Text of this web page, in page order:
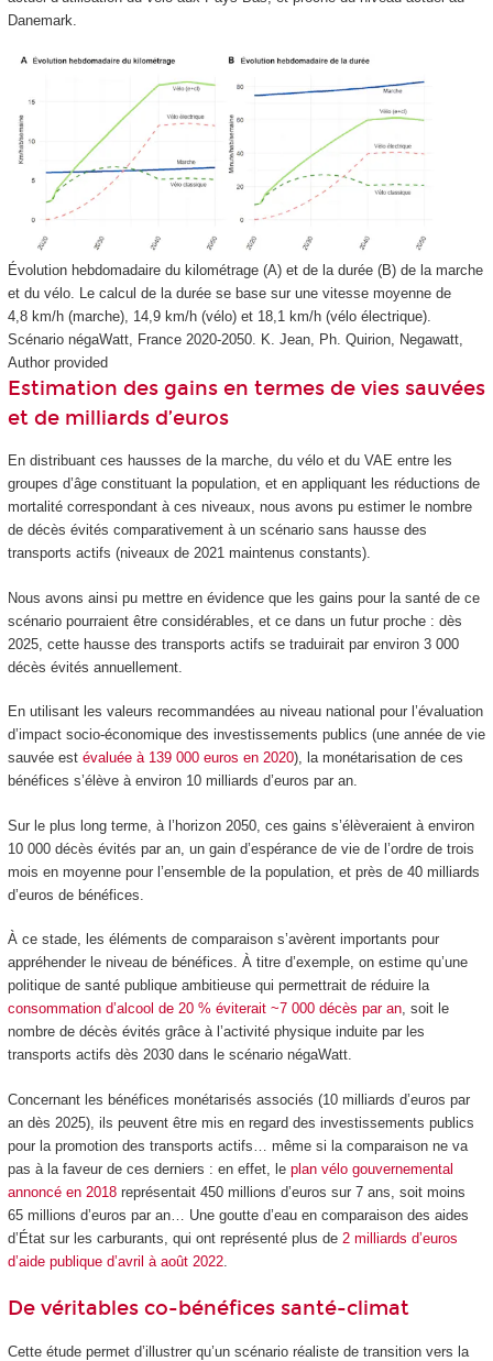
Danemark.
Évolution hebdomadaire du kilométrage (A) et de la durée (B) de la marche
et du vélo. Le calcul de la durée se base sur une vitesse moyenne de
4,8 km/h (marche), 14,9 km/h (vélo) et 18,1 km/h (vélo électrique).
Scénario négaWatt, France 2020-2050.
K. Jean, Ph. Quirion, Negawatt,
Author provided
Estimation des gains en termes de vies sauvées
et de milliards d’euros
En distribuant ces hausses de la marche, du vélo et du VAE entre les
groupes d’âge constituant la population, et en appliquant les réductions de
mortalité correspondant à ces niveaux, nous avons pu estimer le nombre
de décès évités comparativement à un scénario sans hausse des
transports actifs (niveaux de 2021 maintenus constants).
Nous avons ainsi pu mettre en évidence que les gains pour la santé de ce
scénario pourraient être considérables, et ce dans un futur proche : dès
2025, cette hausse des transports actifs se traduirait par environ 3 000
décès évités annuellement.
En utilisant les valeurs recommandées au niveau national pour l’évaluation
d’impact socio-économique des investissements publics (une année de vie
sauvée est évaluée à 139 000 euros en 2020), la monétarisation de ces
bénéfices s’élève à environ 10 milliards d’euros par an.
Sur le plus long terme, à l’horizon 2050, ces gains s’élèveraient à environ
10 000 décès évités par an, un gain d’espérance de vie de l’ordre de trois
mois en moyenne pour l’ensemble de la population, et près de 40 milliards
d’euros de bénéfices.
À ce stade, les éléments de comparaison s’avèrent importants pour
appréhender le niveau de bénéfices. À titre d’exemple, on estime qu’une
politique de santé publique ambitieuse qui permettrait de réduire la
consommation d’alcool de 20 % éviterait ~7 000 décès par an, soit le
nombre de décès évités grâce à l’activité physique induite par les
transports actifs dès 2030 dans le scénario négaWatt.
Concernant les bénéfices monétarisés associés (10 milliards d’euros par
an dès 2025), ils peuvent être mis en regard des investissements publics
pour la promotion des transports actifs… même si la comparaison ne va
pas à la faveur de ces derniers : en effet, le plan vélo gouvernemental
annoncé en 2018représentait 450 millions d’euros sur 7 ans, soit moins
65 millions d’euros par an… Une goutte d’eau en comparaison des aides
d’État sur les carburants, qui ont représenté plus de 2 milliards d’euros
d’aide publique d’avril à août 2022.
De véritables co-bénéfices santé-climat
Cette étude permet d’illustrer qu’un scénario réaliste de transition vers la